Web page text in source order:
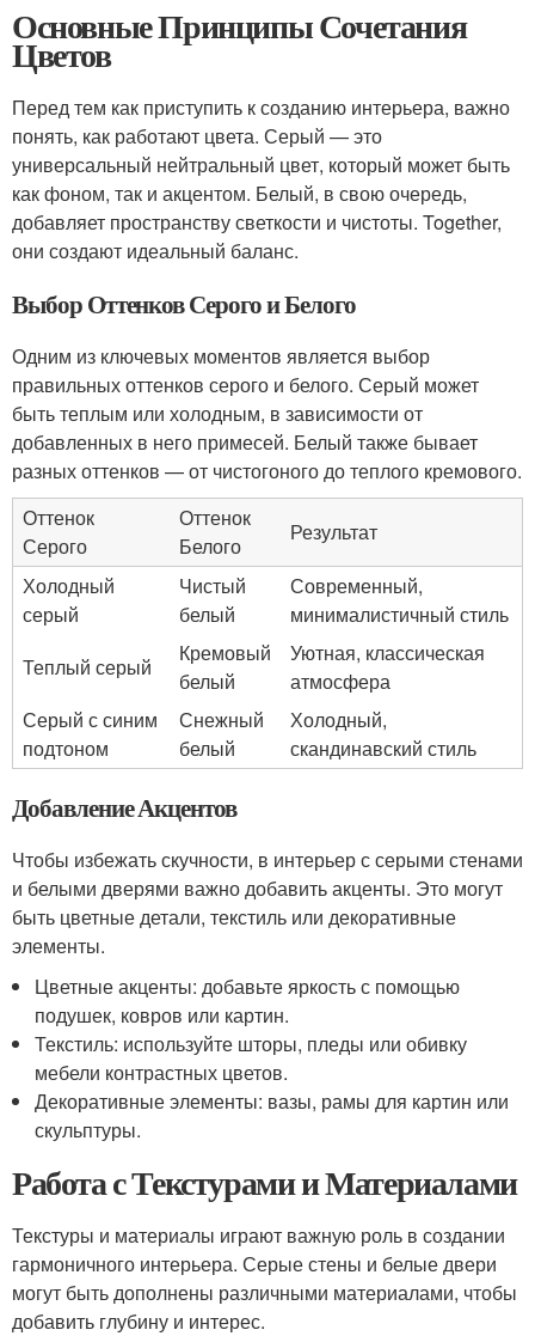
Основные Принципы Сочетания
Цветов
Перед тем как приступить к созданию интерьера, важно
понять, как работают цвета. Серый — это
универсальный нейтральный цвет, который может быть
как фоном, так и акцентом. Белый, в свою очередь,
добавляет пространству светкости и чистоты. Together,
они создают идеальный баланс.
Выбор Оттенков Серого и Белого
Одним из ключевых моментов является выбор
правильных оттенков серого и белого. Серый может
быть теплым или холодным, в зависимости от
добавленных в него примесей. Белый также бывает
разных оттенков — от чистогоного до теплого кремового.
Оттенок
Серого
Оттенок
Белого
Результат
Холодный
серый
Чистый
белый
Современный,
минималистичный стиль
Теплый серый
Кремовый
белый
Уютная, классическая
атмосфера
Серый с синим
подтоном
Снежный
белый
Холодный,
скандинавский стиль
Добавление Акцентов
Чтобы избежать скучности, в интерьер с серыми стенами
и белыми дверями важно добавить акценты. Это могут
быть цветные детали, текстиль или декоративные
элементы.
Цветные акценты: добавьте яркость с помощью
подушек, ковров или картин.
Текстиль: используйте шторы, пледы или обивку
мебели контрастных цветов.
Декоративные элементы: вазы, рамы для картин или
скульптуры.
Работа с Текстурами и Материалами
Текстуры и материалы играют важную роль в создании
гармоничного интерьера. Серые стены и белые двери
могут быть дополнены различными материалами, чтобы
добавить глубину и интерес.